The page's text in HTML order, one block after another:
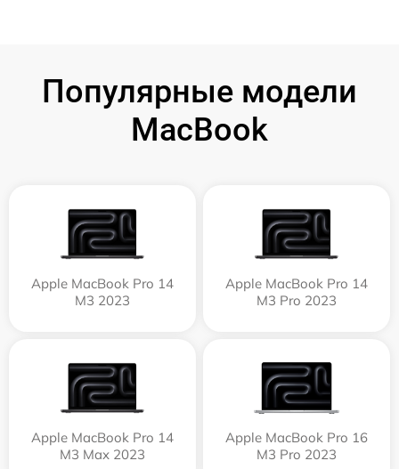
Популярные модели
MacBook
Apple MacBook Pro 14
M3 2023
Apple MacBook Pro 14
M3 Pro 2023
Apple MacBook Pro 14
M3 Max 2023
Apple MacBook Pro 16
M3 Pro 2023